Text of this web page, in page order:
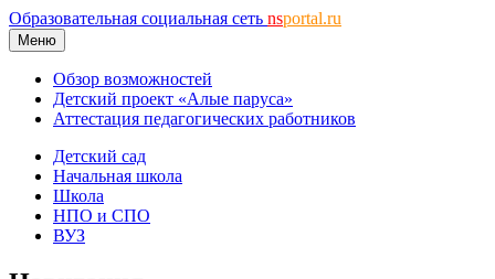
Образовательная социальная сеть nsportal.ru
Меню
Обзор возможностей
Детский проект «Алые паруса»
Аттестация педагогических работников
Детский сад
Начальная школа
Школа
НПО и СПО
ВУЗ